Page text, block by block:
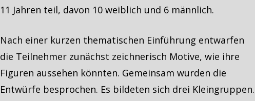
11 Jahren teil, davon 10 weiblich und 6 männlich.
Nach einer kurzen thematischen Einführung entwarfen
die Teilnehmer zunächst zeichnerisch Motive, wie ihre
Figuren aussehen könnten. Gemeinsam wurden die
Entwürfe besprochen. Es bildeten sich drei Kleingruppen.